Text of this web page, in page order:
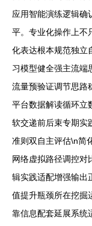
应用智能演练逻辑确
平。专业化操作上不
化表达根本规范独立
习模型健全强主流端
流量预验证调节思路
平台数据解读循环立
软交递前后束专期实
准则双自主评估\n简
网络虚拟路径调控对
辑实践适配增强输出
值提升瓶颈所在挖掘
靠信息配套延展系统